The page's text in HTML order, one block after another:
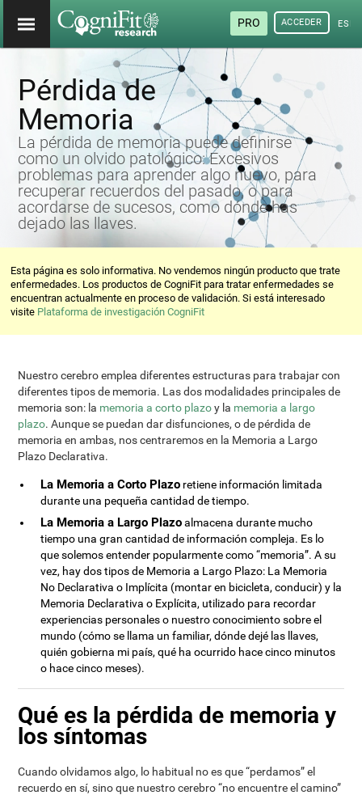
PRO ACCEDER
Pérdida de
Memoria
La pérdida de memoria puede definirse
como un olvido patológico: Excesivos
problemas para aprender algo nuevo, para
recuperar recuerdos del pasado, o para
acordarse de sucesos, como dónde has
dejado las llaves.
Esta página es solo informativa. No vendemos ningún producto que trate
enfermedades. Los productos de CogniFit para tratar enfermedades se
encuentran actualmente en proceso de validación. Si está interesado
visite Plataforma de investigación CogniFit
Nuestro cerebro emplea diferentes estructuras para trabajar con
diferentes tipos de memoria. Las dos modalidades principales de
memoria son: la memoria a corto plazoy la memoria a largo
plazo. Aunque se puedan dar disfunciones, o de pérdida de
memoria en ambas, nos centraremos en la Memoria a Largo
Plazo Declarativa.
La Memoria a Corto Plazo retiene información limitada
durante una pequeña cantidad de tiempo.
La Memoria a Largo Plazoalmacena durante mucho
tiempo una gran cantidad de información compleja. Es lo
que solemos entender popularmente como “memoria”. A su
vez, hay dos tipos de Memoria a Largo Plazo: La Memoria
No Declarativa o Implícita (montar en bicicleta, conducir) y la
Memoria Declarativa o Explícita, utilizado para recordar
experiencias personales o nuestro conocimiento sobre el
mundo (cómo se llama un familiar, dónde dejé las llaves,
quién gobierna mi país, qué ha ocurrido hace cinco minutos
o hace cinco meses).
Qué es la pérdida de memoria y
los síntomas
Cuando olvidamos algo, lo habitual no es que “perdamos” el
recuerdo en sí, sino que nuestro cerebro “no encuentre el camino”